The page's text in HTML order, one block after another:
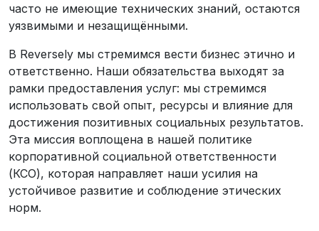
часто не имеющие технических знаний, остаются
уязвимыми и незащищёнными.
В Reversely мы стремимся вести бизнес этично и
ответственно. Наши обязательства выходят за
рамки предоставления услуг: мы стремимся
использовать свой опыт, ресурсы и влияние для
достижения позитивных социальных результатов.
Эта миссия воплощена в нашей политике
корпоративной социальной ответственности
(КСО), которая направляет наши усилия на
устойчивое развитие и соблюдение этических
норм.